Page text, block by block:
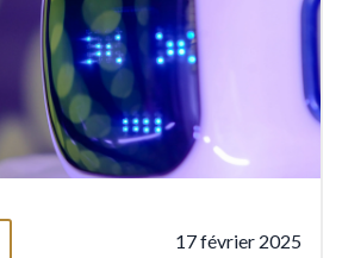
17 février 2025